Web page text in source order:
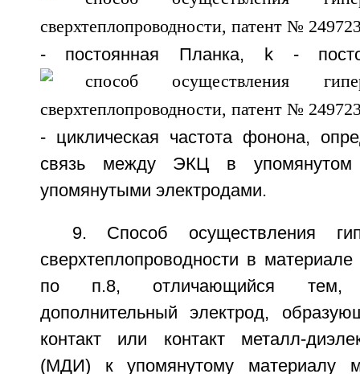
- постоянная Планка, k -
- циклическая частота фонона,
связь между ЭКЦ в упомянутом
упомянутыми электродами.
9. Способ осуществления
сверхтеплопроводности в
по п.8, отличающийся тем,
дополнительный электрод,
контакт или контакт металл-
(МДИ) к упомянутому материалу